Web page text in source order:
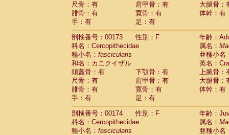
尺骨：有
肩甲骨：有
大腿骨：
腓骨：有
寛骨：有
体幹：有
手：有
足：有
剖検番号：00173
性別：F
年齢：
科名：Cercopithecidae
属名：
種小名： fascicularis
亜種小名
和名：カニクイザル
英名：
頭蓋骨：有
下顎骨：有
上腕骨：
尺骨：有
肩甲骨：有
大腿骨：
腓骨：有
寛骨：有
体幹：有
手：有
足：有
剖検番号：00174
性別：F
年齢：
科名：Cercopithecidae
属名：
種小名： fascicularis
亜種小名